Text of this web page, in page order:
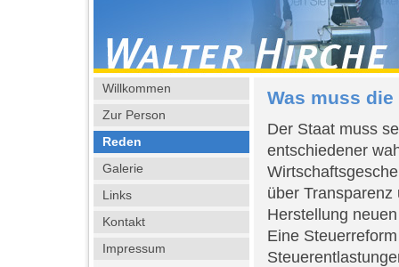
Willkommen
Zur Person
Reden
Galerie
Links
Kontakt
Impressum
Was muss
Der Staat muss
entschiedener
über
Herstellung
Eine